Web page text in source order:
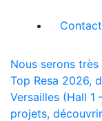
Contact
Nous serons très
Top Resa 2026,
Versailles (Hall 1
projets,